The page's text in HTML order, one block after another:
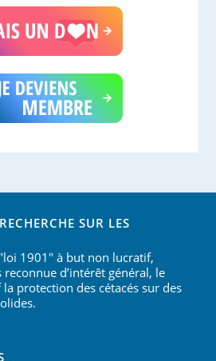
SUR LES
1901" à but non lucratif,
d’intérêt général, le
la protection des cétacés sur des